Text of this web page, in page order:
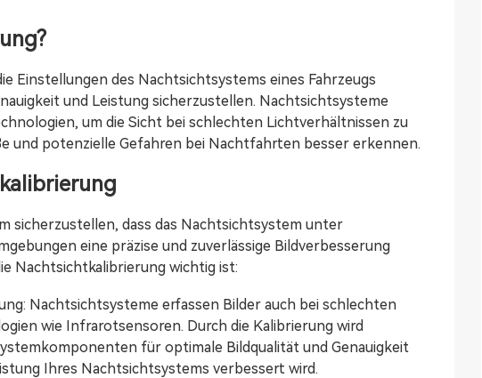
Einstellungen des Nachtsichtsystems eines Fahrzeugs
und Leistung sicherzustellen. Nachtsichtsysteme
um die Sicht bei schlechten Lichtverhältnissen zu
und potenzielle Gefahren bei Nachtfahrten besser erkennen.
sicherzustellen, dass das Nachtsichtsystem unter
eine präzise und zuverlässige Bildverbesserung
Nachtsichtkalibrierung wichtig ist:
Nachtsichtsysteme erfassen Bilder auch bei schlechten
wie Infrarotsensoren. Durch die Kalibrierung wird
für optimale Bildqualität und Genauigkeit
Ihres Nachtsichtsystems verbessert wird.